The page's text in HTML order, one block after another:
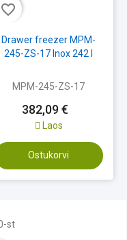
favorite_border
Drawer freezer MPM-
245-ZS-17 Inox 242 l
MPM-245-ZS-17
382,09 €
Laos
Ostukorvi
st